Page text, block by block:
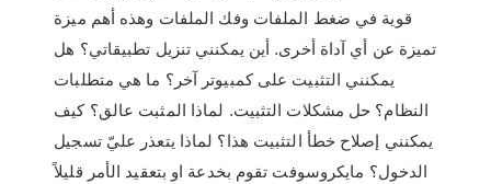
قوية في ضغط الملفات وفك الملفات وهذه أهم ميزة
تميزة عن أي آداة أخرى. أين يمكنني تنزيل تطبيقاتي؟ هل
يمكنني التثبيت على كمبيوتر آخر؟ ما هي متطلبات
النظام؟ حل مشكلات التثبيت. لماذا المثبت عالق؟ كيف
يمكنني إصلاح خطأ التثبيت هذا؟ لماذا يتعذر عليّ تسجيل
الدخول؟ مايكروسوفت تقوم بخدعة او بتعقيد الأمر قليلاً